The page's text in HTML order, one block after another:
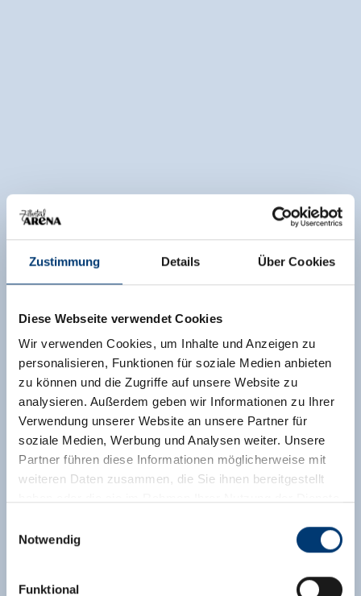
Zustimmung Details Über Cookies
Diese Webseite verwendet Cookies
Wir verwenden Cookies, um Inhalte und Anzeigen zu
personalisieren, Funktionen für soziale Medien anbieten
zu können und die Zugriffe auf unsere Website zu
analysieren. Außerdem geben wir Informationen zu Ihrer
Verwendung unserer Website an unsere Partner für
soziale Medien, Werbung und Analysen weiter. Unsere
Partner führen diese Informationen möglicherweise mit
weiteren Daten zusammen, die Sie ihnen bereitgestellt
Notwendig
Funktional